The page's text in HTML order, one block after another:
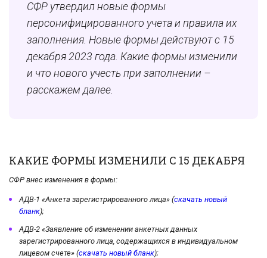
СФР утвердил новые формы
персонифицированного учета и правила их
заполнения. Новые формы действуют с 15
декабря 2023 года. Какие формы изменили
и что нового учесть при заполнении –
расскажем далее.
КАКИЕ ФОРМЫ ИЗМЕНИЛИ С 15 ДЕКАБРЯ
СФР внес изменения в формы:
АДВ-1 «Анкета зарегистрированного лица» (скачать новый
бланк);
АДВ-2 «Заявление об изменении анкетных данных
зарегистрированного лица, содержащихся в индивидуальном
лицевом счете» (скачать новый бланк);